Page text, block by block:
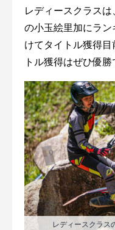
レディースクラス
の小玉絵里加にラ
けてタイトル獲得
トル獲得はぜひ優勝
レディースクラス